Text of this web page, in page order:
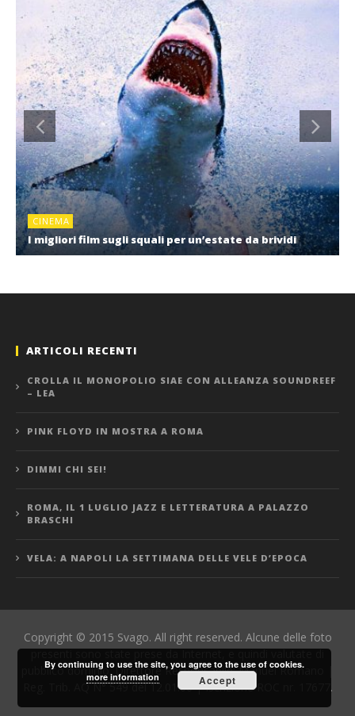
CINEMA
I migliori film sugli squali per un’estate da brividi
ARTICOLI RECENTI
CROLLA IL MONOPOLIO SIAE CON ALLEANZA SOUNDREEF
– LEA
PINK FLOYD IN MOSTRA A ROMA
DIMMI CHI SEI!
ROMA, IL 1 LUGLIO JAZZ E LETTERATURA A PALAZZO
BRASCHI
VELA: A NAPOLI LA SETTIMANA DELLE VELE D’EPOCA
Copyright © 2015 Svago. All right reserved. Alcune delle foto
pubblico dominio. Direttore Responsabile: Manuel Romano |
Reg. Trib. AQ N° 549 del 12.01.06 | Iscrizione ROC nr. 17677.
By continuing to use the site, you agree to the use of cookies.
more information
Accept